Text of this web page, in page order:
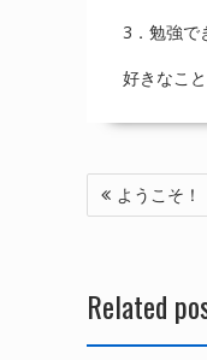
3．勉強で
好きなこ
投
稿
ゲ
ー
ようこそ！
Related